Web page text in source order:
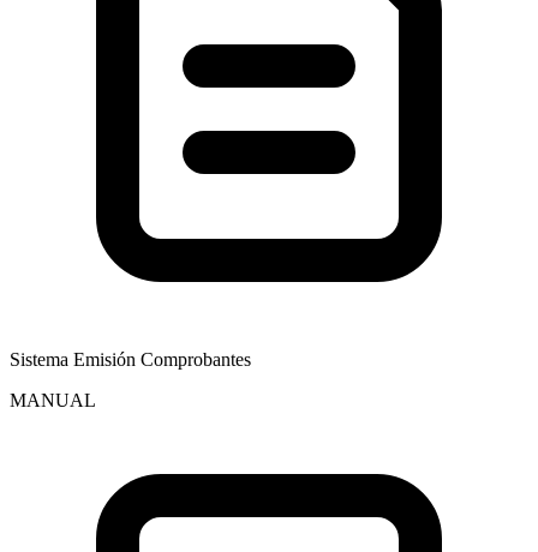
Sistema Emisión Comprobantes
MANUAL